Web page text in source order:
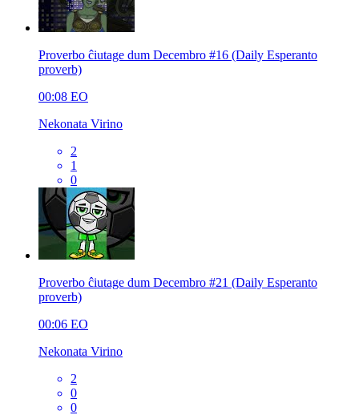
Proverbo ĉiutage dum Decembro #16 (Daily Esperanto
proverb)
00:08 EO
Nekonata Virino
2
1
0
Proverbo ĉiutage dum Decembro #21 (Daily Esperanto
proverb)
00:06 EO
Nekonata Virino
2
0
0